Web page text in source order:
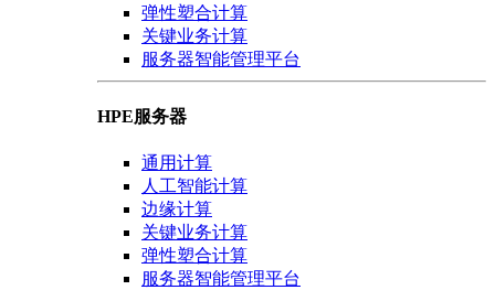
弹性塑合计算
关键业务计算
服务器智能管理平台
HPE服务器
通用计算
人工智能计算
边缘计算
关键业务计算
弹性塑合计算
服务器智能管理平台